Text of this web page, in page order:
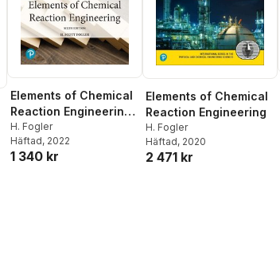
Elements of Chemical
Reaction Engineering,
Global Edition
H. Fogler
Häftad, 2022
1 340 kr
Elements of Chemical
Reaction Engineering
H. Fogler
Häftad, 2020
2 471 kr